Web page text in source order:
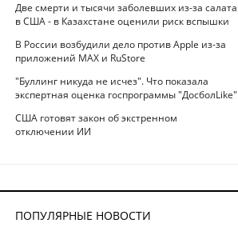
Две смерти и тысячи заболевших из-за салата
в США - в Казахстане оценили риск вспышки
В России возбудили дело против Apple из-за
приложений MAX и RuStore
"Буллинг никуда не исчез". Что показала
экспертная оценка госпрограммы "ДосболLike"
США готовят закон об экстренном
отключении ИИ
ПОПУЛЯРНЫЕ НОВОСТИ